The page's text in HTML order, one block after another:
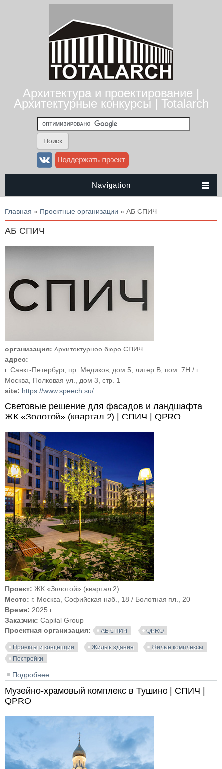
Архитектура и проектирование |
Архитектурные конкурсы | Totalarch
Navigation
Вы здесь
Главная » Проектные организации » АБ СПИЧ
АБ СПИЧ
организация: Архитектурное бюро СПИЧ
адрес:
г. Санкт-Петербург, пр. Медиков, дом 5, литер В, пом. 7Н / г.
Москва, Полковая ул., дом 3, стр. 1
site: https://www.speech.su/
Световые решение для фасадов и ландшафта
ЖК «Золотой» (квартал 2) | СПИЧ | QPRO
Проект: ЖК «Золотой» (квартал 2)
Место: г. Москва, Софийская наб., 18 / Болотная пл., 20
Время: 2025 г.
Заказчик: Capital Group
Проектная организация:
АБ СПИЧ QPRO
Проекты и концепции Жилые здания
Жилые комплексы
Постройки
Подробнее
«Золотой» (квартал 2) | СПИЧ | QPRO
Музейно-храмовый комплекс в Тушино | СПИЧ |
QPRO